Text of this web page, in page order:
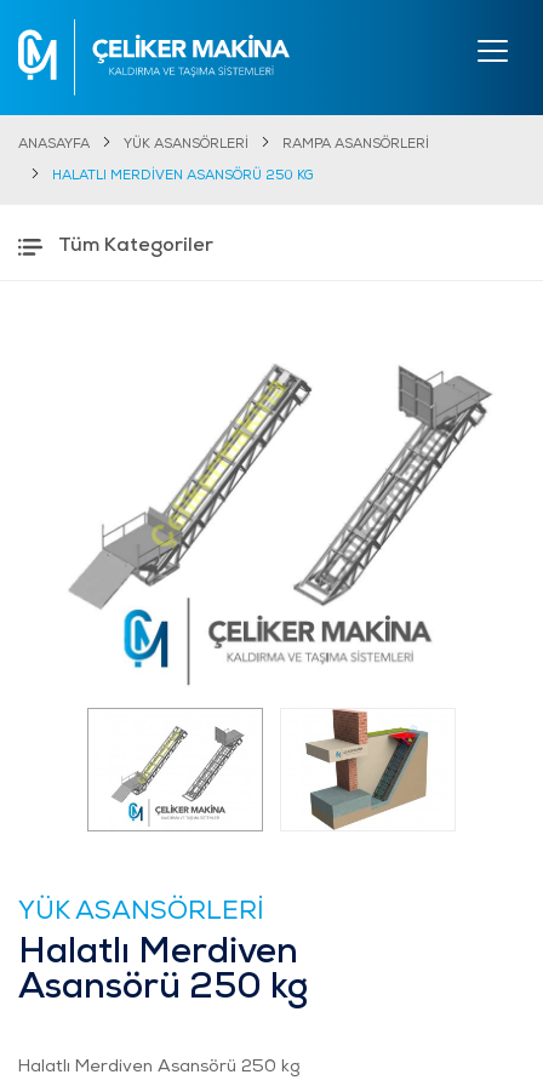
ANASAYFA YÜK ASANSÖRLERİ RAMPA ASANSÖRLERİ
HALATLI MERDİVEN ASANSÖRÜ 250 KG
Tüm Kategoriler
YÜK ASANSÖRLERİ
Halatlı Merdiven
Asansörü 250 kg
Halatlı Merdiven Asansörü 250 kg